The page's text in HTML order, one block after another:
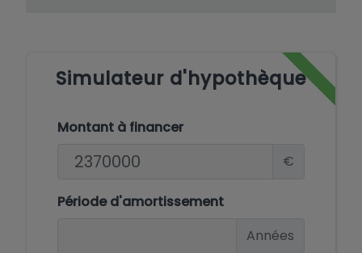
Simulateur d'hypothèque
Montant à financer
€
Période d'amortissement
Années